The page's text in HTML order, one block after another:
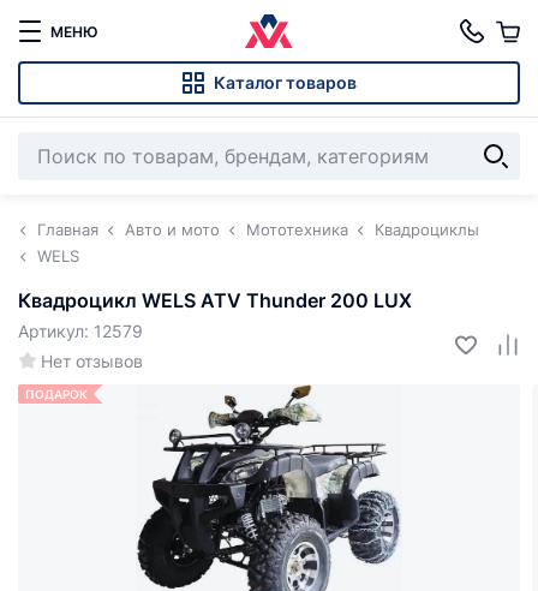
МЕНЮ
Каталог товаров
Главная Авто и мото Мототехника
Квадроциклы
WELS
Квадроцикл WELS ATV Thunder 200 LUX
Нет отзывов
Артикул: 12579
ПОДАРОК